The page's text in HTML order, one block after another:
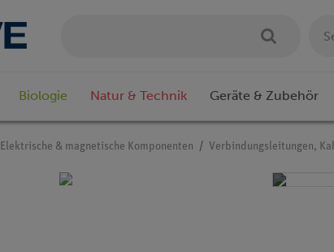
Biologie Natur & Technik Geräte & Zubehör
Elektrische & magnetische Komponenten Verbindungsleitungen,